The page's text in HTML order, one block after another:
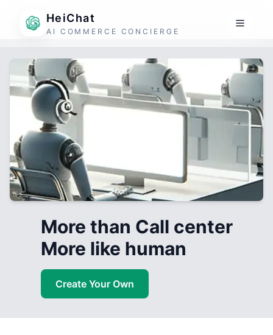
HeiChat
AI COMMERCE CONCIERGE
More than Call center
More like human
Create Your Own